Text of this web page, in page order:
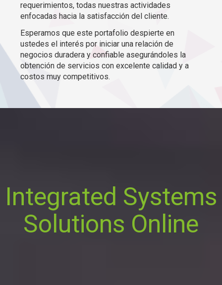
requerimientos, todas nuestras actividades
enfocadas hacia la satisfacción del cliente.
Esperamos que este portafolio despierte en
ustedes el interés por iniciar una relación de
negocios duradera y confiable asegurándoles la
obtención de servicios con excelente calidad y a
costos muy competitivos.
Integrated Systems
Solutions Online